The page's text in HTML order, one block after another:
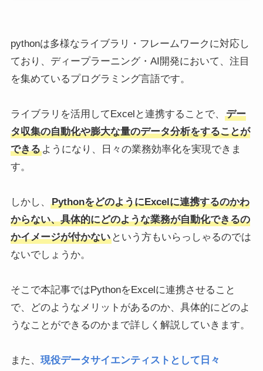
pythonは多様なライブラリ・フレームワークに対応し
ており、ディープラーニング・AI開発において、注目
を集めているプログラミング言語です。
ライブラリを活用してExcelと連携することで、
デー
タ収集の自動化や膨大な量のデータ分析をすることが
できるようになり、日々の業務効率化を実現できま
す。
しかし、
PythonをどのようにExcelに連携するのかわ
からない、具体的にどのような業務が自動化できるの
かイメージが付かないという方もいらっしゃるのでは
ないでしょうか。
そこで本記事ではPythonをExcelに連携させること
で、どのようなメリットがあるのか、具体的にどのよ
うなことができるのかまで詳しく解説していきます。
また、 現役データサイエンティストとして日々